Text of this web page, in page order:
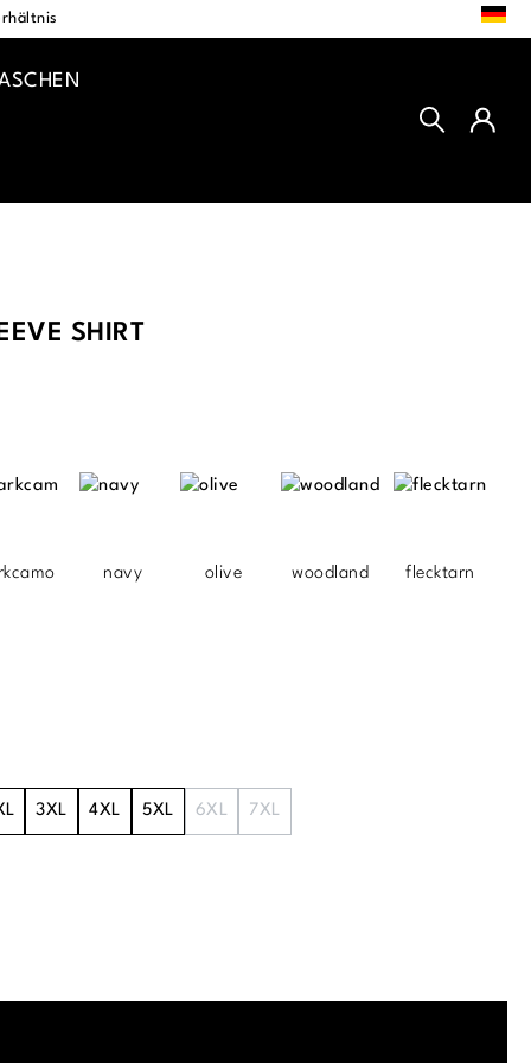
SHIRT
navy olive woodland flecktarn
3XL 4XL 5XL 6XL 7XL